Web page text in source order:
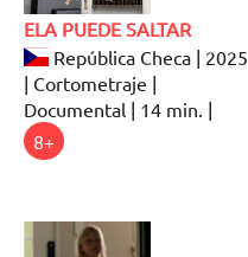
ELA PUEDE SALTAR
República Checa | 2025
| Cortometraje |
Documental | 14 min. |
8+